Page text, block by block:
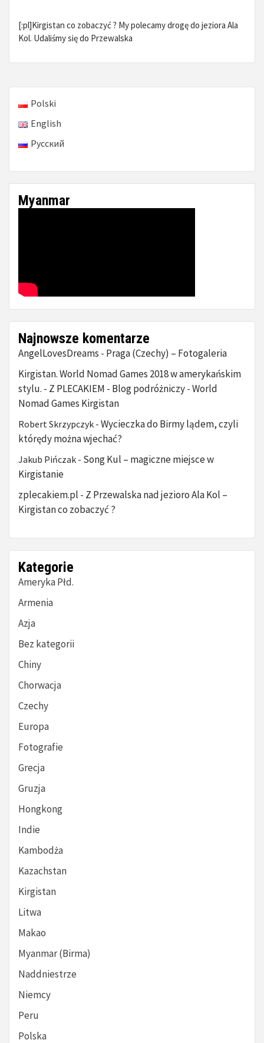
[:pl]Kirgistan co zobaczyć ? My polecamy drogę do jeziora Ala
Kol. Udaliśmy się do Przewalska
Polski
English
Русский
Myanmar
Najnowsze komentarze
AngelLovesDreams - Praga (Czechy) – Fotogaleria
Kirgistan. World Nomad Games 2018 w amerykańskim
stylu. - Z PLECAKIEM - Blog podróżniczy - World
Nomad Games Kirgistan
Robert Skrzypczyk - Wycieczka do Birmy lądem, czyli
którędy można wjechać?
Jakub Pińczak - Song Kul – magiczne miejsce w
Kirgistanie
zplecakiem.pl - Z Przewalska nad jezioro Ala Kol –
Kirgistan co zobaczyć ?
Kategorie
Ameryka Płd.
Armenia
Azja
Bez kategorii
Chiny
Chorwacja
Czechy
Europa
Fotografie
Grecja
Gruzja
Hongkong
Indie
Kambodża
Kazachstan
Kirgistan
Litwa
Makao
Myanmar (Birma)
Naddniestrze
Niemcy
Peru
Polska